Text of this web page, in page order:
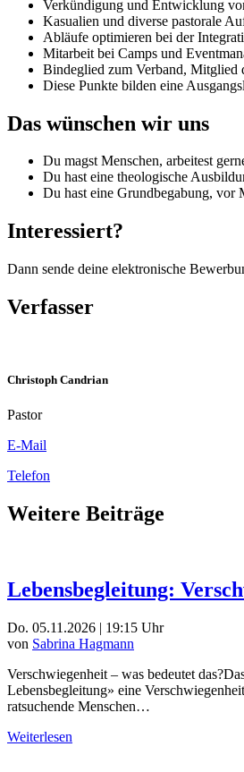
Verkündigung und Entwicklung
Kasualien und diverse pastorale
Abläufe optimieren bei der
Mitarbeit bei Camps und
Bindeglied zum Verband, Mitglied
Diese Punkte bilden eine
Das wünschen wir uns
Du magst Menschen, arbeitest
Du hast eine theologische
Du hast eine Grundbegabung, vor
Interessiert?
Dann sende deine elektronische
Verfasser
Christoph Candrian
Pastor
E-Mail
Telefon
Weitere Beiträge
Lebensbegleitung:
Do. 05.11.2026 | 19:15 Uhr
von Sabrina Hagmann
Verschwiegenheit – was bedeutet
Lebensbegleitung» eine
ratsuchende Menschen…
Weiterlesen